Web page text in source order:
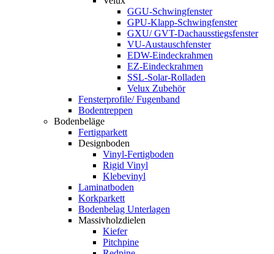
GGU-Schwingfenster
GPU-Klapp-Schwingfenster
GXU/ GVT-Dachausstiegsfenster
VU-Austauschfenster
EDW-Eindeckrahmen
EZ-Eindeckrahmen
SSL-Solar-Rolladen
Velux Zubehör
Fensterprofile/ Fugenband
Bodentreppen
Bodenbeläge
Fertigparkett
Designboden
Vinyl-Fertigboden
Rigid Vinyl
Klebevinyl
Laminatboden
Korkparkett
Bodenbelag Unterlagen
Massivholzdielen
Kiefer
Pitchpine